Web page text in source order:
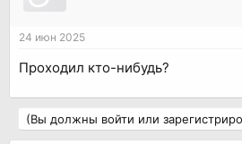
24 июн 2025
Проходил кто-нибудь?
(Вы должны войти или